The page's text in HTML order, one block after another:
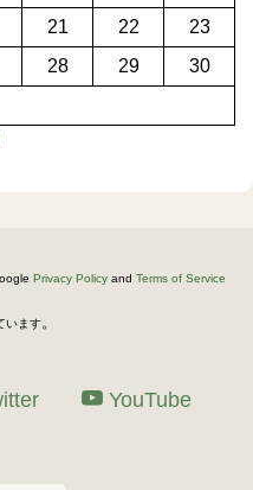
21 22
23
28 29
30
Privacy Policy and Terms of Service
います。
YouTube